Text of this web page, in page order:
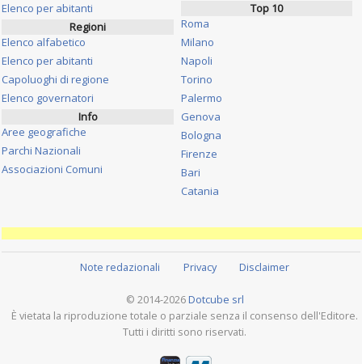
Elenco per abitanti
Regioni
Elenco alfabetico
Elenco per abitanti
Capoluoghi di regione
Elenco governatori
Info
Aree geografiche
Parchi Nazionali
Associazioni Comuni
Top 10
Roma
Milano
Napoli
Torino
Palermo
Genova
Bologna
Firenze
Bari
Catania
Note redazionali Privacy Disclaimer
© 2014-2026 Dotcube srl
È vietata la riproduzione totale o parziale senza il consenso dell'Editore.
Tutti i diritti sono riservati.